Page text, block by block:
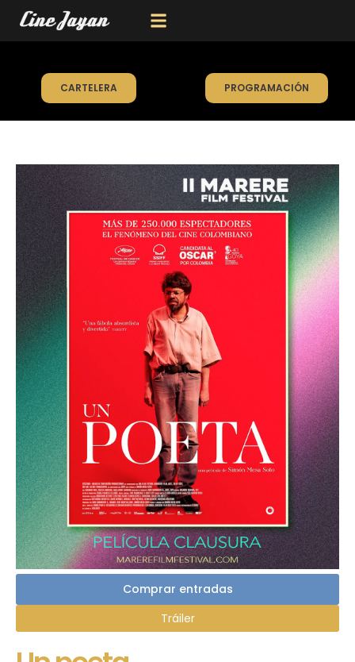
CARTELERA PROGRAMACIÓN
Comprar entradas
Tráiler